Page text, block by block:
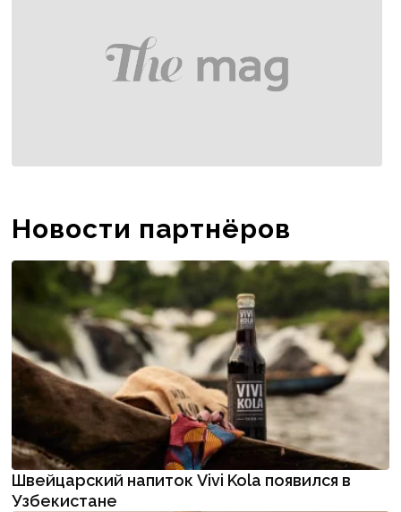
Новости партнёров
Швейцарский напиток Vivi Kola появился в
Узбекистане